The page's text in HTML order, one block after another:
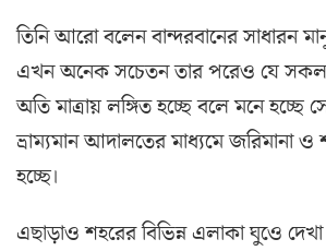
তিনি আরো বলেন বান্দরবানের সাধারন
এখন অনেক সচেতন তার পরেও যে সকল
অতি মাত্রায় লঙ্গিত হচ্ছে বলে মনে হচ্ছে
ভ্রাম্যমান আদালতের মাধ্যমে জরিমানা ও
হচ্ছে।
এছাড়াও শহরের বিভিন্ন এলাকা ঘুওে